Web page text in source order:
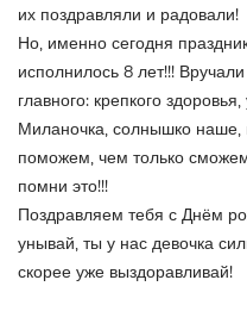
их поздравляли и радовали!
Но, именно сегодня
исполнилось 8 лет!!!
главного: крепкого
Миланочка, солнышко
поможем, чем только
помни это!!!
Поздравляем тебя с Днём
унывай, ты у нас девочка
скорее уже выздоравливай!